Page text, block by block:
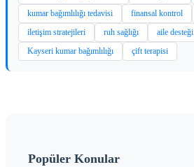
kumar bağımlılığı tedavisi
finansal kontrol
iletişim stratejileri
ruh sağlığı aile desteği
Kayseri kumar bağımlılığı
çift terapisi
Popüler Konular